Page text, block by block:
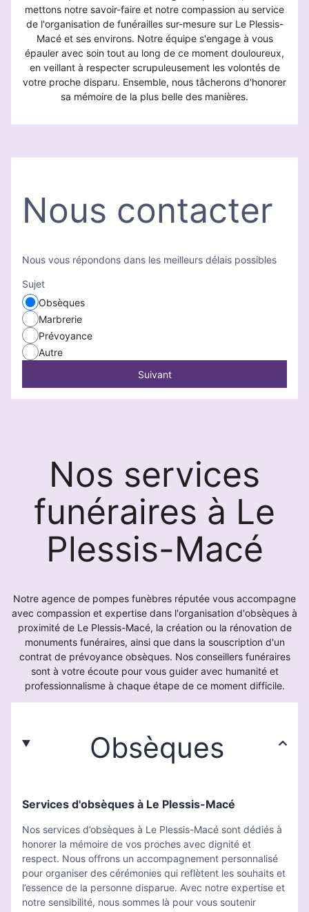
mettons notre savoir-faire et notre compassion au service
de l'organisation de funérailles sur-mesure sur Le Plessis-
Macé et ses environs. Notre équipe s'engage à vous
épauler avec soin tout au long de ce moment douloureux,
en veillant à respecter scrupuleusement les volontés de
votre proche disparu. Ensemble, nous tâcherons d'honorer
sa mémoire de la plus belle des manières.
Nous contacter
Nous vous répondons dans les meilleurs délais possibles
Sujet
Obsèques
Marbrerie
Prévoyance
Autre
Suivant
Nos services
funéraires à Le
Plessis-Macé
Notre agence de pompes funèbres réputée vous accompagne
avec compassion et expertise dans l'organisation d'obsèques à
proximité de Le Plessis-Macé, la création ou la rénovation de
monuments funéraires, ainsi que dans la souscription d'un
contrat de prévoyance obsèques. Nos conseillers funéraires
sont à votre écoute pour vous guider avec humanité et
professionnalisme à chaque étape de ce moment difficile.
Obsèques
Services d'obsèques à Le Plessis-Macé
Nos services d’obsèques à Le Plessis-Macé sont dédiés à
honorer la mémoire de vos proches avec dignité et
respect. Nous offrons un accompagnement personnalisé
pour organiser des cérémonies qui reflètent les souhaits et
l’essence de la personne disparue. Avec notre expertise et
notre sensibilité, nous sommes là pour vous soutenir